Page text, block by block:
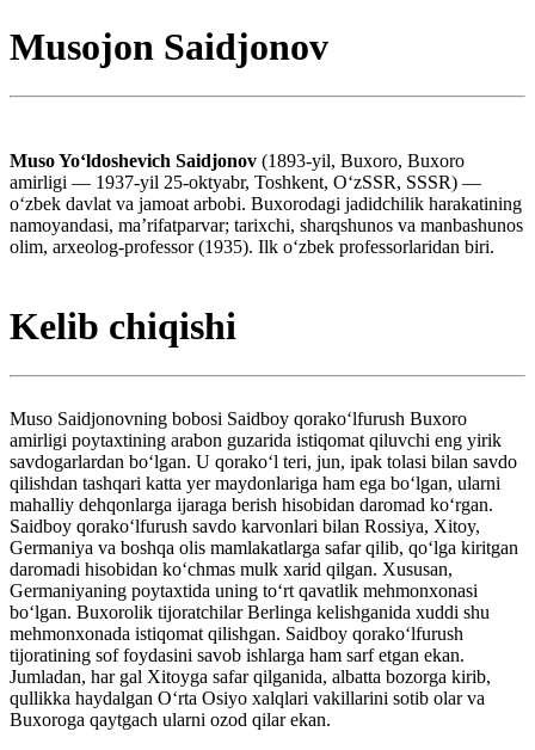
Musojon Saidjonov
Muso Yoʻldoshevich Saidjonov (1893-yil, Buxoro, Buxoro
amirligi — 1937-yil 25-oktyabr, Toshkent, OʻzSSR, SSSR) —
oʻzbek davlat va jamoat arbobi. Buxorodagi jadidchilik harakatining
namoyandasi, maʼrifatparvar; tarixchi, sharqshunos va manbashunos
olim, arxeolog-professor (1935). Ilk oʻzbek professorlaridan biri.
Kelib chiqishi
Muso Saidjonovning bobosi Saidboy qorakoʻlfurush Buxoro
amirligi poytaxtining arabon guzarida istiqomat qiluvchi eng yirik
savdogarlardan boʻlgan. U qorakoʻl teri, jun, ipak tolasi bilan savdo
qilishdan tashqari katta yer maydonlariga ham ega boʻlgan, ularni
mahalliy dehqonlarga ijaraga berish hisobidan daromad koʻrgan.
Saidboy qorakoʻlfurush savdo karvonlari bilan Rossiya, Xitoy,
Germaniya va boshqa olis mamlakatlarga safar qilib, qoʻlga kiritgan
daromadi hisobidan koʻchmas mulk xarid qilgan. Xususan,
Germaniyaning poytaxtida uning toʻrt qavatlik mehmonxonasi
boʻlgan. Buxorolik tijoratchilar Berlinga kelishganida xuddi shu
mehmonxonada istiqomat qilishgan. Saidboy qorakoʻlfurush
tijoratining sof foydasini savob ishlarga ham sarf etgan ekan.
Jumladan, har gal Xitoyga safar qilganida, albatta bozorga kirib,
qullikka haydalgan Oʻrta Osiyo xalqlari vakillarini sotib olar va
Buxoroga qaytgach ularni ozod qilar ekan.